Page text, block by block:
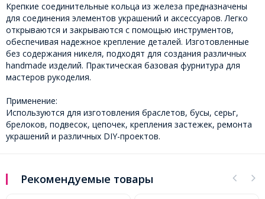
Крепкие соединительные кольца из железа предназначены
для соединения элементов украшений и аксессуаров. Легко
открываются и закрываются с помощью инструментов,
обеспечивая надежное крепление деталей. Изготовленные
без содержания никеля, подходят для создания различных
handmade изделий. Практическая базовая фурнитура для
мастеров рукоделия.
Применение:
Используются для изготовления браслетов, бусы, серьг,
брелоков, подвесок, цепочек, крепления застежек, ремонта
украшений и различных DIY-проектов.
Рекомендуемые товары